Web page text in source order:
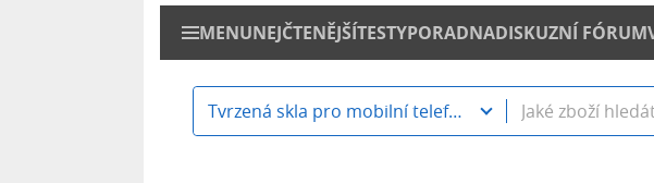
MENUNEJČTENĚJŠÍTESTYPORADNADISKUZNÍ FÓRUM
Tvrzená skla pro mobilní telefony